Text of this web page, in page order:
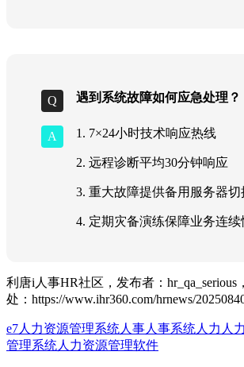
遇到系统故障如何应急处理？
1. 7×24小时技术响应热线
2. 远程诊断平均30分钟响应
3. 重大故障提供备用服务器切
4. 定期灾备演练保障业务连续
利唐i人事HR社区，发布者：hr_qa_serious
处： https://www.ihr360.com/hrnews/
e7人力资源管理系统人事人事系统人力 人
管理系统人力资源管理软件